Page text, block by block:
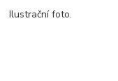
Ilustrační foto.